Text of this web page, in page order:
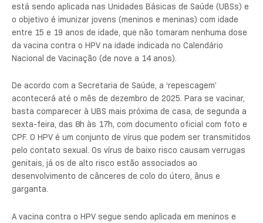
está sendo aplicada nas Unidades Básicas de Saúde (UBSs) e
o objetivo é imunizar jovens (meninos e meninas) com idade
entre 15 e 19 anos de idade, que não tomaram nenhuma dose
da vacina contra o HPV na idade indicada no Calendário
Nacional de Vacinação (de nove a 14 anos).
De acordo com a Secretaria de Saúde, a ‘repescagem’
acontecerá até o mês de dezembro de 2025. Para se vacinar,
basta comparecer à UBS mais próxima de casa, de segunda a
sexta-feira, das 8h às 17h, com documento oficial com foto e
CPF. O HPV é um conjunto de vírus que podem ser transmitidos
pelo contato sexual. Os vírus de baixo risco causam verrugas
genitais, já os de alto risco estão associados ao
desenvolvimento de cânceres de colo do útero, ânus e
garganta.
A vacina contra o HPV segue sendo aplicada em meninos e